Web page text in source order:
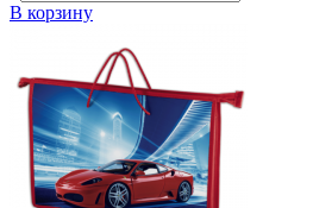
В корзину